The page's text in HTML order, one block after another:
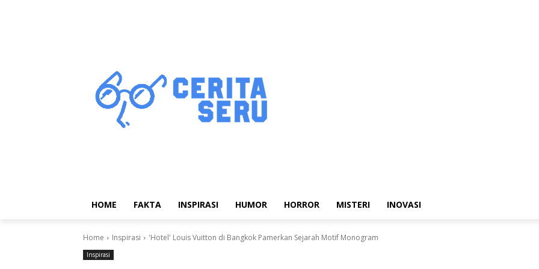
HOME FAKTA INSPIRASI HUMOR HORROR MISTERI INOVASI
Home Inspirasi 'Hotel' Louis Vuitton di Bangkok Pamerkan Sejarah Motif Monogram
Inspirasi